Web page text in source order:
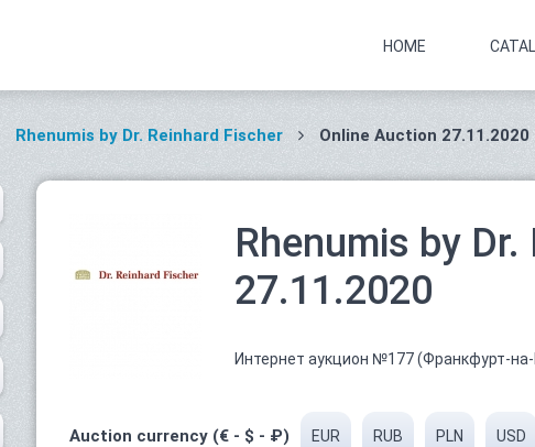
HOME
Rhenumis by Dr. Reinhard Fischer Online Auction
Rhenumis by
27.11.2020
Интернет аукцион №177 (Франкфурт-
Auction currency (€ - $ - ₽) EUR RUB PLN USD